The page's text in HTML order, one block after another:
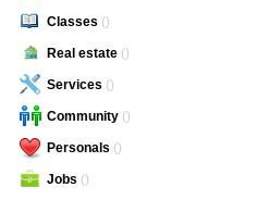
Classes ()
Real estate ()
Services ()
Community ()
Personals ()
Jobs ()